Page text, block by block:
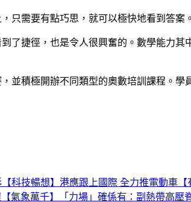
只需要有點巧思，就可以極快地看到答案。
了捷徑，也是令人很興奮的。數學能力
並積極開辦不同類型的奧數培訓課程。
【科技暢想】港應跟上國際 全力推電動車
【氣象萬千】「力場」確係有：副熱帶高壓